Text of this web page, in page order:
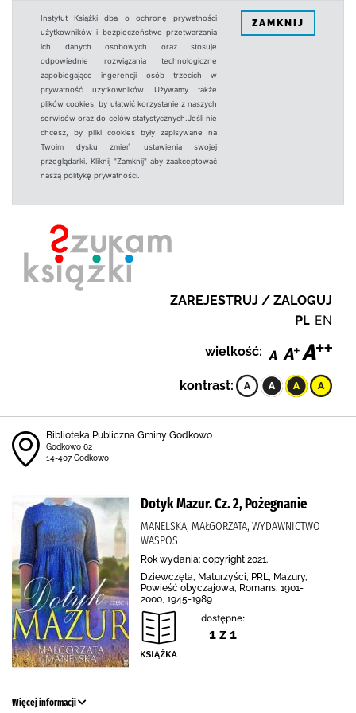
Instytut Książki dba o ochronę prywatności
użytkowników i bezpieczeństwo przetwarzania
ich danych osobowych oraz stosuje
odpowiednie rozwiązania technologiczne
zapobiegające ingerencji osób trzecich w
prywatność użytkowników. Używamy także
plików cookies, by ułatwić korzystanie z naszych
serwisów oraz do celów statystycznych.Jeśli nie
chcesz, by pliki cookies były zapisywane na
Twoim dysku zmień ustawienia swojej
przeglądarki. Kliknij "Zamknij" aby zaakceptować
naszą politykę prywatności.
ZAMKNIJ
ZAREJESTRUJ / ZALOGUJ
PL EN
wielkość:
kontrast:
Biblioteka Publiczna Gminy Godkowo
Godkowo 62
14-407 Godkowo
Dotyk Mazur. Cz. 2, Pożegnanie
MANELSKA, MAŁGORZATA, WYDAWNICTWO
WASPOS
Rok wydania: copyright 2021.
Dziewczęta, Maturzyści, PRL, Mazury,
Powieść obyczajowa, Romans, 1901-
2000, 1945-1989
dostępne:
1 z 1
Więcej informacji